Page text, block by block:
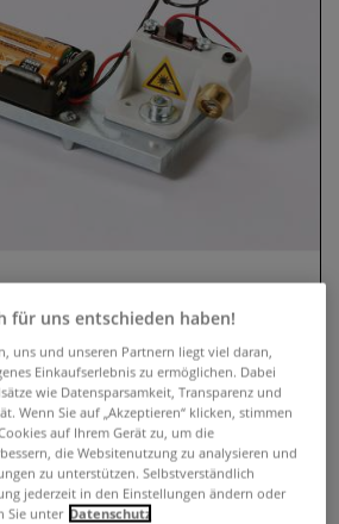
Schneidmaschinen
Bewertungen
für uns entschieden haben!
uns und unseren Partnern liegt viel daran,
Einkaufserlebnis zu ermöglichen. Dabei
wie Datensparsamkeit, Transparenz und
Wenn Sie auf „Akzeptieren“ klicken, stimmen
auf Ihrem Gerät zu, um die
die Websitenutzung zu analysieren und
zu unterstützen. Selbstverständlich
jederzeit in den Einstellungen ändern oder
Sie unter Datenschutz